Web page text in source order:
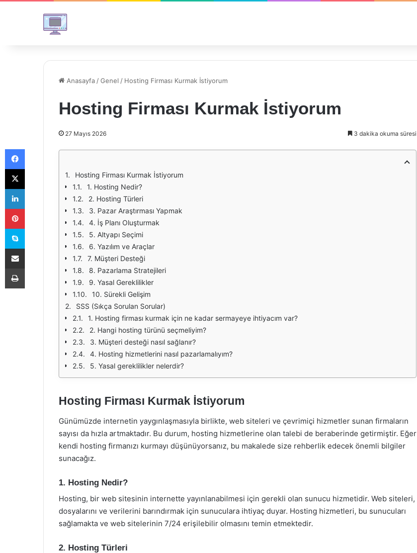
Anasayfa /Genel / Hosting Firması Kurmak İstiyorum
Hosting Firması Kurmak İstiyorum
27 Mayıs 2026 3 dakika okuma süresi
Hosting Firması Kurmak İstiyorum
1. Hosting Nedir?
2. Hosting Türleri
3. Pazar Araştırması Yapmak
4. İş Planı Oluşturmak
5. Altyapı Seçimi
6. Yazılım ve Araçlar
7. Müşteri Desteği
8. Pazarlama Stratejileri
9. Yasal Gereklilikler
10. Sürekli Gelişim
SSS (Sıkça Sorulan Sorular)
1. Hosting firması kurmak için ne kadar sermayeye ihtiyacım var?
2. Hangi hosting türünü seçmeliyim?
3. Müşteri desteği nasıl sağlanır?
4. Hosting hizmetlerini nasıl pazarlamalıyım?
5. Yasal gereklilikler nelerdir?
Hosting Firması Kurmak İstiyorum
Günümüzde internetin yaygınlaşmasıyla birlikte, web siteleri ve çevrimiçi hizmetler sunan firmaların
sayısı da hızla artmaktadır. Bu durum, hosting hizmetlerine olan talebi de beraberinde getirmiştir. Eğer
kendi hosting firmanızı kurmayı düşünüyorsanız, bu makalede size rehberlik edecek önemli bilgiler
sunacağız.
1. Hosting Nedir?
Hosting, bir web sitesinin internette yayınlanabilmesi için gerekli olan sunucu hizmetidir. Web siteleri,
dosyalarını ve verilerini barındırmak için sunuculara ihtiyaç duyar. Hosting hizmetleri, bu sunucuları
sağlamakta ve web sitelerinin 7/24 erişilebilir olmasını temin etmektedir.
2. Hosting Türleri
Facebook
X
LinkedIn
Pinterest
Skype
E-Posta ile paylaş